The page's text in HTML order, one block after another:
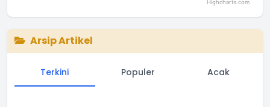
Highcharts.com
Arsip Artikel
Terkini Populer Acak